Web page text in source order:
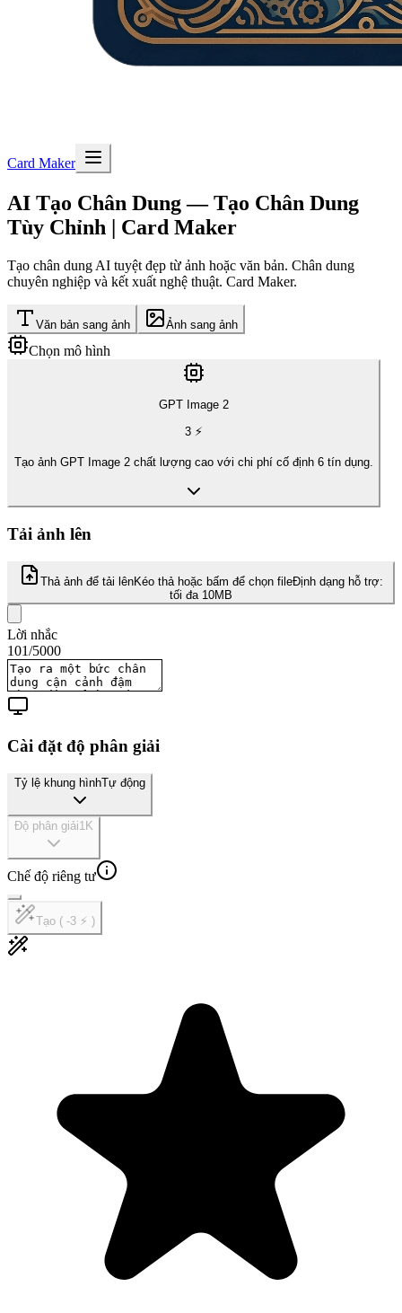
Card Maker
AI Tạo Chân Dung — Tạo Chân Dung
Tùy Chỉnh | Card Maker
Tạo chân dung AI tuyệt đẹp từ ảnh hoặc văn bản. Chân dung
chuyên nghiệp và kết xuất nghệ thuật. Card Maker.
Văn bản sang ảnh Ảnh sang ảnh
Chọn mô hình
GPT Image 2
3 ⚡
Tạo ảnh GPT Image 2 chất lượng cao với chi phí cố định 6 tín dụng.
Tải ảnh lên
Thả ảnh để tải lênKéo thả hoặc bấm để chọn fileĐịnh dạng hỗ trợ:
tối đa 10MB
Lời nhắc
101/5000
Cài đặt độ phân giải
Tỷ lệ khung hìnhTự động
Độ phân giải1K
Chế độ riêng tư
Tạo ( -3 ⚡ )